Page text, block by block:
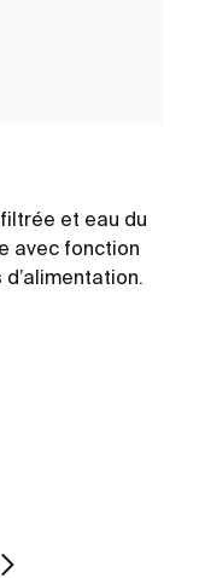
et eau du
avec fonction